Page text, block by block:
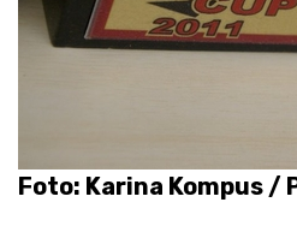
Foto: Karina Kompus